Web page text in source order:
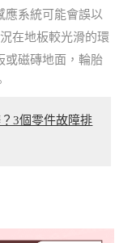
應系統可能會誤以
在地板較光滑的環
或磁磚地面，輪胎
3個零件故障排